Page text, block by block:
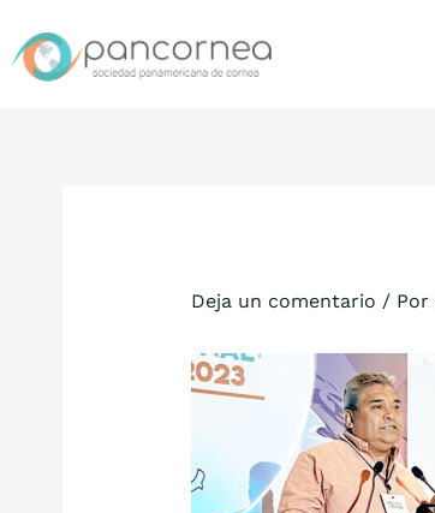
contenido
Deja un comentario / Por